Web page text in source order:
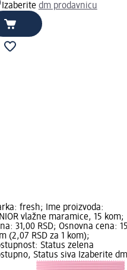
Izaberite dm prodavnicu
fresh; Ime proizvoda:
vlažne maramice, 15 kom;
31,00 RSD; Osnovna cena: 15
(2,07 RSD za 1 kom);
Status zelena
Status siva Izaberite dm